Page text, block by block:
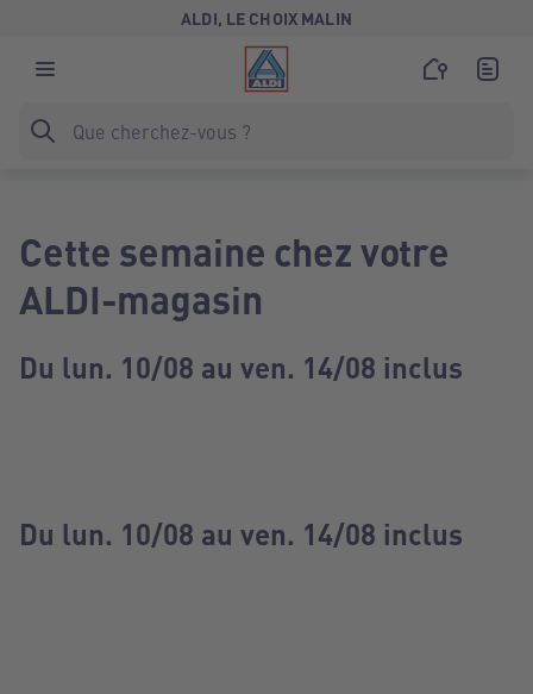
ALDI, LE CHOIX MALIN
Cette semaine chez votre
ALDI-magasin
Du lun. 10/08 au ven. 14/08 inclus
Du lun. 10/08 au ven. 14/08 inclus